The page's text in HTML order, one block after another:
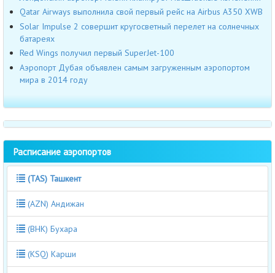
Qatar Airways выполнила свой первый рейс на Airbus A350 XWB
Solar Impulse 2 совершит кругосветный перелет на солнечных
батареях
Red Wings получил первый SuperJet-100
Аэропорт Дубая объявлен самым загруженным аэропортом
мира в 2014 году
Расписание аэропортов
(TAS) Ташкент
(AZN) Андижан
(BHK) Бухара
(KSQ) Карши